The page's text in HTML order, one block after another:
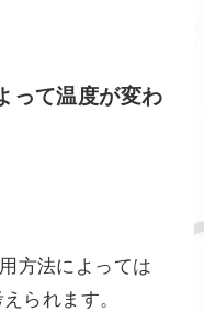
って温度が変わ
方法によっては
られます。